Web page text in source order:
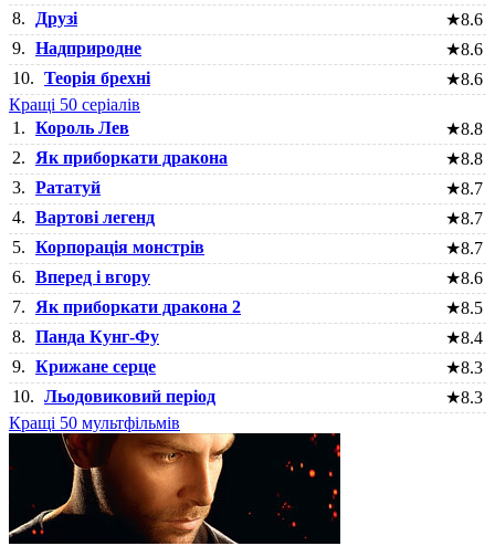
8.
Друзі ★8.6
9. Надприродне ★8.6
10. Теорія брехні ★8.6
Кращі 50 серіалів
1. Король Лев ★8.8
2.
Як приборкати дракона ★8.8
3. Рататуй ★8.7
4. Вартові легенд ★8.7
5. Корпорація монстрів ★8.7
6. Вперед і вгору ★8.6
7.
Як приборкати дракона 2 ★8.5
8. Панда Кунг-Фу ★8.4
9. Крижане серце ★8.3
10. Льодовиковий період ★8.3
Кращі 50 мультфільмів